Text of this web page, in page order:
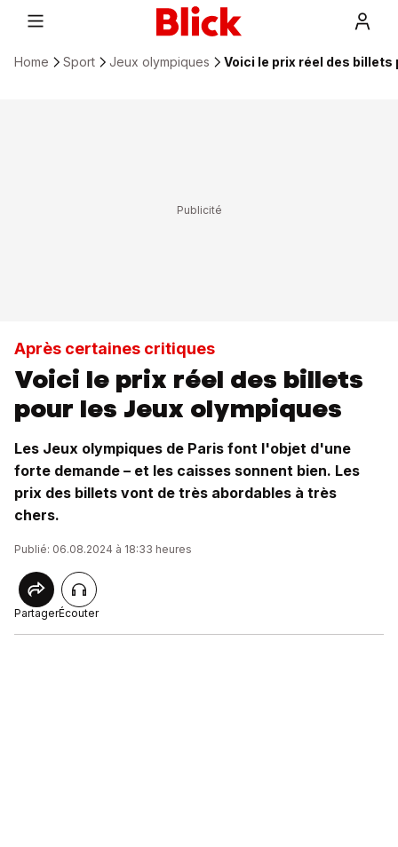
Home Sport Jeux olympiques Voici le prix réel des
Après certaines critiques
Voici le prix réel des billets
pour les Jeux olympiques
Les Jeux olympiques de Paris font l'objet d'une
forte demande – et les caisses sonnent bien. Les
prix des billets vont de très abordables à très
chers.
Publié: 06.08.2024 à 18:33 heures
PartagerÉcouter